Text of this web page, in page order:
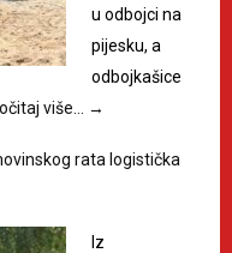
u odbojci na
pijesku, a
odbojkašice
više… →
rata logistička
Iz